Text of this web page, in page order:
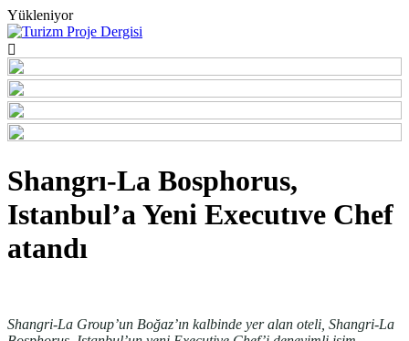
Yükleniyor
Shangrı-La Bosphorus,
Istanbul’a Yeni Executıve Chef
atandı
Shangri-La Group’un Boğaz’ın kalbinde yer alan oteli, Shangri-La